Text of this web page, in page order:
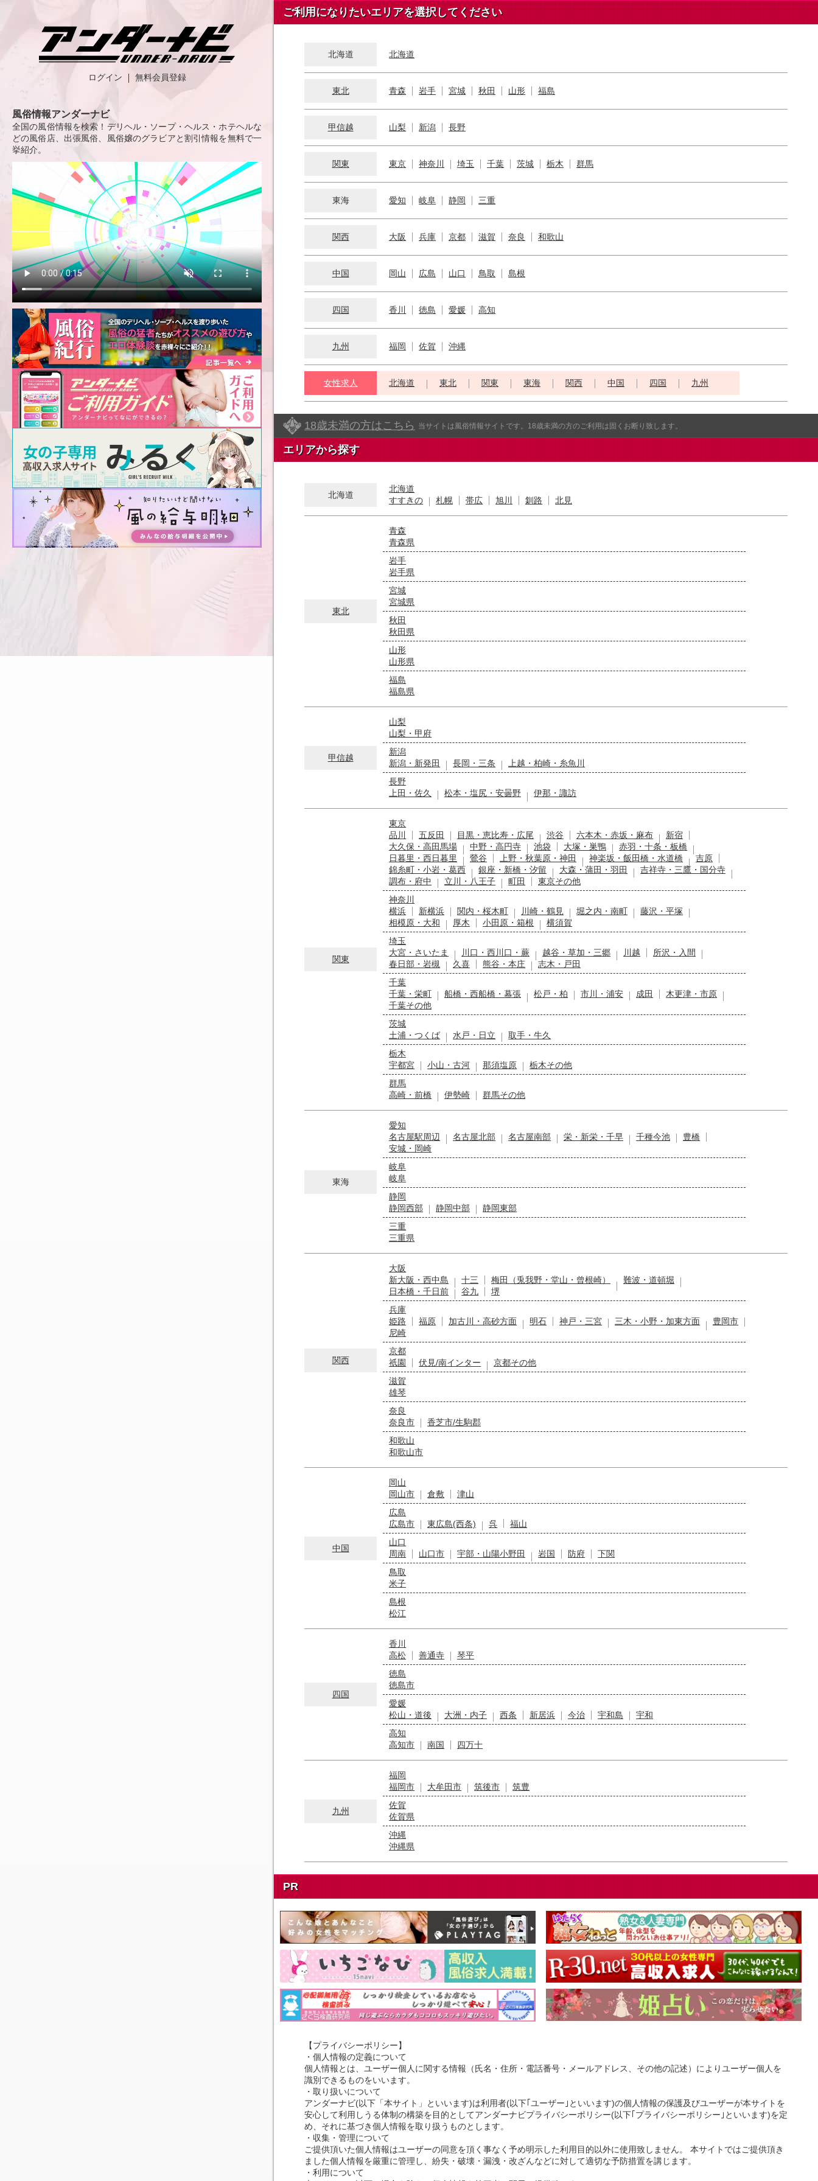
ログイン 無料会員登録
風俗情報アンダーナビ
全国の風俗情報を検索！デリヘル・ソープ・ヘルス・ホテヘルな
どの風俗店、出張風俗、風俗嬢のグラビアと割引情報を無料で一
挙紹介。
ご利用になりたいエリアを選択してください
北海道 北海道
東北 青森 岩手 宮城 秋田 山形 福島
甲信越 山梨 新潟 長野
関東 東京 神奈川 埼玉 千葉 茨城 栃木 群馬
東海 愛知 岐阜 静岡 三重
関西 大阪 兵庫 京都 滋賀 奈良 和歌山
中国 岡山 広島 山口 鳥取 島根
四国 香川 徳島 愛媛 高知
九州 福岡 佐賀 沖縄
女性求人 北海道 東北 関東 東海 関西 中国 四国 九州
18歳未満の方はこちら 当サイトは風俗情報サイトです。18歳未満の方のご利用は固くお断り致します。
エリアから探す
北海道
北海道
すすきの
札幌 帯広 旭川 釧路 北見
東北
青森
青森県
岩手
岩手県
宮城
宮城県
秋田
秋田県
山形
山形県
福島
福島県
甲信越
山梨
山梨・甲府
新潟
新潟・新発田
長岡・三条
上越・柏崎・糸魚川
長野
上田・佐久
松本・塩尻・安曇野 伊那・諏訪
関東
東京
品川
五反田 目黒・恵比寿・広尾 渋谷 六本木・赤坂・麻布
新宿
大久保・高田馬場
中野・高円寺 池袋 大塚・巣鴨
赤羽・十条・板橋
日暮里・西日暮里
鶯谷 上野・秋葉原・神田 神楽坂・飯田橋・水道橋
吉原
錦糸町・小岩・葛西
銀座・新橋・汐留 大森・蒲田・羽田
吉祥寺・三鷹・国分寺
調布・府中
立川・八王子 町田
東京その他
神奈川
横浜
新横浜 関内・桜木町 川崎・鶴見 堀之内・南町
藤沢・平塚
相模原・大和
厚木 小田原・箱根
横須賀
埼玉
大宮・さいたま
川口・西川口・蕨 越谷・草加・三郷 川越
所沢・入間
春日部・岩槻
久喜 熊谷・本庄
志木・戸田
千葉
千葉・栄町
船橋・西船橋・幕張 松戸・柏 市川・浦安 成田
木更津・市原
千葉その他
茨城
土浦・つくば
水戸・日立
取手・牛久
栃木
宇都宮
小山・古河 那須塩原
栃木その他
群馬
高崎・前橋
伊勢崎 群馬その他
東海
愛知
名古屋駅周辺
名古屋北部 名古屋南部 栄・新栄・千早 千種今池
豊橋
安城・岡崎
岐阜
岐阜
静岡
静岡西部
静岡中部
静岡東部
三重
三重県
関西
大阪
新大阪・西中島
十三 梅田（兎我野・堂山・曾根崎）
難波・道頓堀
日本橋・千日前
谷九
堺
兵庫
姫路
福原 加古川・高砂方面 明石 神戸・三宮 三木・小野・加東方面
豊岡市
尼崎
京都
祇園
伏見/南インター
京都その他
滋賀
雄琴
奈良
奈良市
香芝市/生駒郡
和歌山
和歌山市
中国
岡山
岡山市
倉敷
津山
広島
広島市
東広島(西条) 呉
福山
山口
周南
山口市 宇部・山陽小野田 岩国 防府
下関
鳥取
米子
島根
松江
四国
香川
高松
善通寺
琴平
徳島
徳島市
愛媛
松山・道後
大洲・内子 西条 新居浜 今治 宇和島
宇和
高知
高知市
南国 四万十
九州
福岡
福岡市
大牟田市 筑後市
筑豊
佐賀
佐賀県
沖縄
沖縄県
PR
【プライバシーポリシー】
・個人情報の定義について
個人情報とは、ユーザー個人に関する情報（氏名・住所・電話番号・メールアドレス、その他の記述）によりユーザー個人を
識別できるものをいいます。
・取り扱いについて
アンダーナビ(以下「本サイト」といいます)は利用者(以下｢ユーザー｣といいます)の個人情報の保護及びユーザーが本サイトを
安心して利用しうる体制の構築を目的としてアンダーナビプライバシーポリシー(以下｢プライバシーポリシー｣といいます)を定
め、それに基づき個人情報を取り扱うものとします。
・収集・管理について
ご提供頂いた個人情報はユーザーの同意を頂く事なく予め明示した利用目的以外に使用致しません。 本サイトではご提供頂き
ました個人情報を厳重に管理し、紛失・破壊・漏洩・改ざんなどに対して適切な予防措置を講じます。
・利用について